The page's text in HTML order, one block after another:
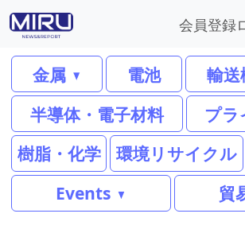
会員登録
金属 電池
輸送
半導体・電子材料
プラ
樹脂・化学
環境リサイクル
Events
貿